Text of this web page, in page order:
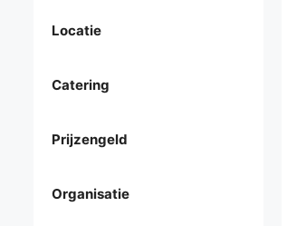
Locatie
Catering
Prijzengeld
Organisatie